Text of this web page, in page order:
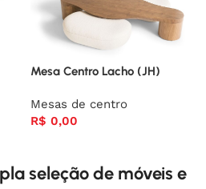
Mesa Centro Lacho (JH)
Mesas de centro
R$ 0,00
seleção de móveis e